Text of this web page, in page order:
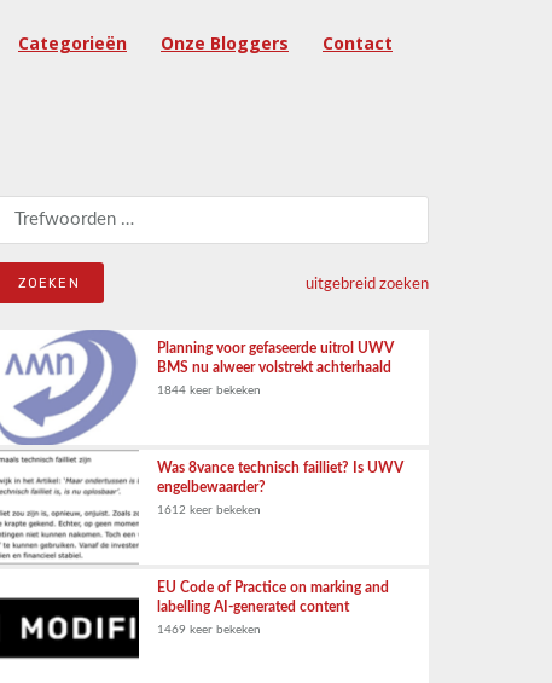
Categorieën Onze Bloggers Contact
Zoeken naar:
uitgebreid zoeken
Planning voor gefaseerde uitrol UWV
BMS nu alweer volstrekt achterhaald
1844 keer bekeken
Was 8vance technisch failliet? Is UWV
engelbewaarder?
1612 keer bekeken
EU Code of Practice on marking and
labelling AI-generated content
1469 keer bekeken